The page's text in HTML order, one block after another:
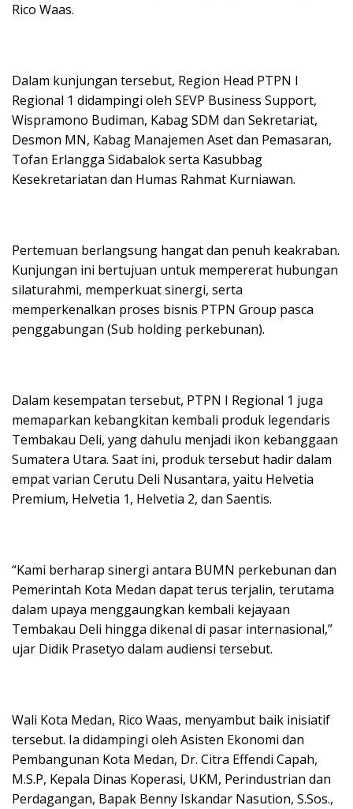
Rico Waas.
Dalam kunjungan tersebut, Region Head PTPN I
Regional 1 didampingi oleh SEVP Business Support,
Wispramono Budiman, Kabag SDM dan Sekretariat,
Desmon MN, Kabag Manajemen Aset dan Pemasaran,
Tofan Erlangga Sidabalok serta Kasubbag
Kesekretariatan dan Humas Rahmat Kurniawan.
Pertemuan berlangsung hangat dan penuh keakraban.
Kunjungan ini bertujuan untuk mempererat hubungan
silaturahmi, memperkuat sinergi, serta
memperkenalkan proses bisnis PTPN Group pasca
penggabungan (Sub holding perkebunan).
Dalam kesempatan tersebut, PTPN I Regional 1 juga
memaparkan kebangkitan kembali produk legendaris
Tembakau Deli, yang dahulu menjadi ikon kebanggaan
Sumatera Utara. Saat ini, produk tersebut hadir dalam
empat varian Cerutu Deli Nusantara, yaitu Helvetia
Premium, Helvetia 1, Helvetia 2, dan Saentis.
“Kami berharap sinergi antara BUMN perkebunan dan
Pemerintah Kota Medan dapat terus terjalin, terutama
dalam upaya menggaungkan kembali kejayaan
Tembakau Deli hingga dikenal di pasar internasional,”
ujar Didik Prasetyo dalam audiensi tersebut.
Wali Kota Medan, Rico Waas, menyambut baik inisiatif
tersebut. Ia didampingi oleh Asisten Ekonomi dan
Pembangunan Kota Medan, Dr. Citra Effendi Capah,
M.S.P, Kepala Dinas Koperasi, UKM, Perindustrian dan
Perdagangan, Bapak Benny Iskandar Nasution, S.Sos.,